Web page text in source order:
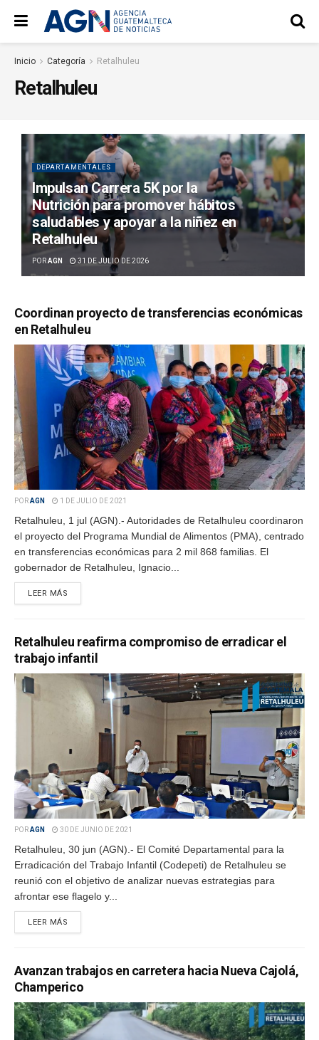
Inicio Categoría Retalhuleu
Retalhuleu
DEPARTAMENTALES
Impulsan Carrera 5K por la
Nutrición para promover hábitos
saludables y apoyar a la niñez en
Retalhuleu
PORAGN 31 DE JULIO DE 2026
Coordinan proyecto de transferencias económicas
en Retalhuleu
PORAGN 1 DE JULIO DE 2021
Retalhuleu, 1 jul (AGN).- Autoridades de Retalhuleu coordinaron
el proyecto del Programa Mundial de Alimentos (PMA), centrado
en transferencias económicas para 2 mil 868 familias. El
gobernador de Retalhuleu, Ignacio...
LEER MÁS
Retalhuleu reafirma compromiso de erradicar el
trabajo infantil
PORAGN 30 DE JUNIO DE 2021
Retalhuleu, 30 jun (AGN).- El Comité Departamental para la
Erradicación del Trabajo Infantil (Codepeti) de Retalhuleu se
reunió con el objetivo de analizar nuevas estrategias para
afrontar ese flagelo y...
LEER MÁS
Avanzan trabajos en carretera hacia Nueva Cajolá,
Champerico